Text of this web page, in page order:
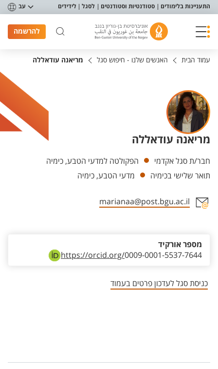
תפריט נגישות
התעניינות בלימודים סטודנטיות וסטודנטים לסגל לידידים עב
להרשמה
עמוד הבית האנשים שלנו - חיפוש סגל מריאנה עודאללה
מריאנה עודאללה
יחידות
חבר/ת סגל אקדמי
הפקולטה למדעי הטבע, כימיה
תואר שלישי בכימיה
מדעי הטבע, כימיה
marianaa@post.bgu.ac.il
https://orcid.org/0009-0001-5537-7644
מספר אורקיד
כניסת סגל לעדכון פרטים בעמוד